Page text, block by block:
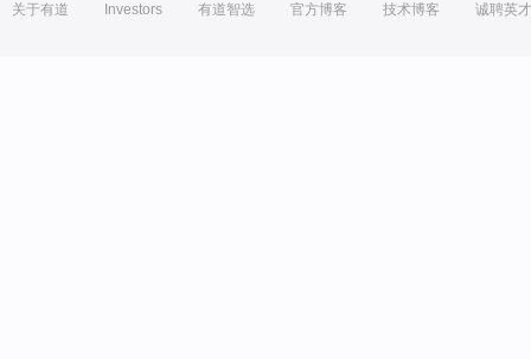
关于有道 Investors 有道智选 官方博客 技术博客 诚聘英才